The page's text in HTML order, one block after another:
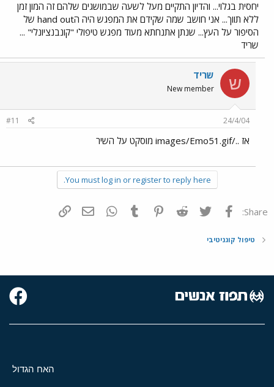
יחסית בגלוי... והדיון התקיים מעל לשעה שבמושגים שלהם זה המון זמן
ללא תווך... אני חושב שמה שקידם את המפגש היה הhand out של
הסיפור על העץ... שנתן אתנחתא מעוד מפגש טיפולי "קונבנציונלי" ...
שריד
ש שריד
New member
24/4/04
#11
אז ../images/Emo51.gif מוסקט על השיר
You must log in or register to reply here.
Share: פייסבוק Twitter
Reddit
Pinterest
Tumblr
WhatsAppדואר אלקטרוני
טיפול קוגניטיבי
האח הגדול